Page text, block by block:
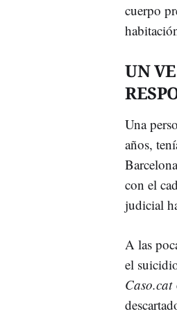
cuerpo
UN
Una
años,
con el
judicial
A las
el
Caso.cat